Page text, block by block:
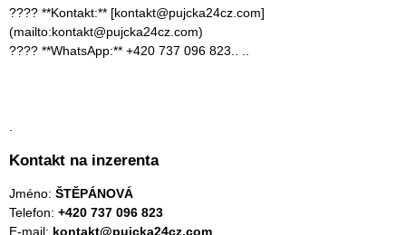
???? **Kontakt:** [kontakt@pujcka24cz.com]
(mailto:kontakt@pujcka24cz.com)
???? **WhatsApp:** +420 737 096 823.. ..
Kontakt na inzerenta
Jméno: ŠTĚPÁNOVÁ
Telefon: +420 737 096 823
E-mail: kontakt@pujcka24cz.com